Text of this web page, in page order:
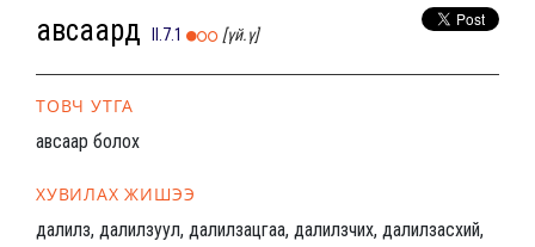
авсаард II.7.1 [үй.ү]
ТОВЧ УТГА
авсаар болох
ХУВИЛАХ ЖИШЭЭ
далилз, далилзуул, далилзацгаа, далилзчих, далилзасхий,